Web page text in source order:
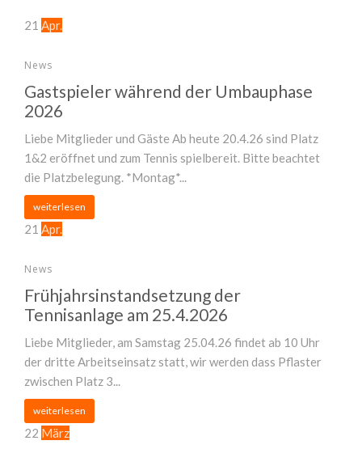
21 Apr.
News
Gastspieler während der Umbauphase
2026
Liebe Mitglieder und Gäste Ab heute 20.4.26 sind Platz
1&2 eröffnet und zum Tennis spielbereit. Bitte beachtet
die Platzbelegung. *Montag*...
weiterlesen
21 Apr.
News
Frühjahrsinstandsetzung der
Tennisanlage am 25.4.2026
Liebe Mitglieder, am Samstag 25.04.26 findet ab 10 Uhr
der dritte Arbeitseinsatz statt, wir werden dass Pflaster
zwischen Platz 3...
weiterlesen
22 März